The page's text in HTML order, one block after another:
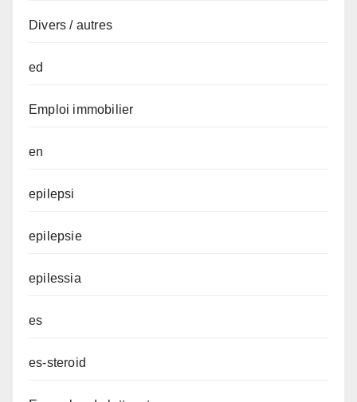
Divers / autres
ed
Emploi immobilier
en
epilepsi
epilepsie
epilessia
es
es-steroid